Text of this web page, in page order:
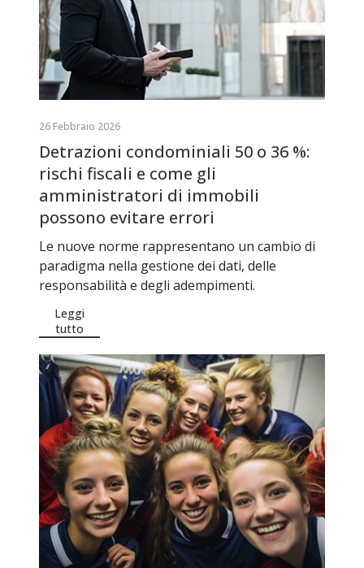
26 Febbraio 2026
Detrazioni condominiali 50 o 36 %:
rischi fiscali e come gli
amministratori di immobili
possono evitare errori
Le nuove norme rappresentano un cambio di
paradigma nella gestione dei dati, delle
responsabilità e degli adempimenti.
Leggi
tutto